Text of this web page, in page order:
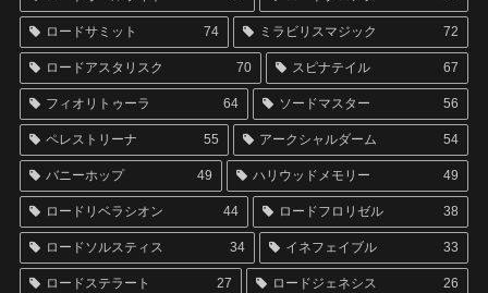
ロードサミット 74 ミラビリスマジック 72
ロードアスタリスク 70 スピナテイル 67
フィオリトゥーラ 64 ソードマスター 56
ペレストリーナ 55 アークシャルダーム 54
バニーホップ 49 ハリウッドメモリー 49
ロードリベラシオン 44 ロードフロリゼル 38
ロードソルスティス 34 イネフェイブル 33
ロードステラート 27 ロードジェネシス 26